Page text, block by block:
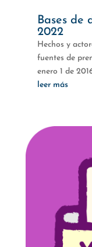
Bases de
2022
Hechos y
fuentes de
enero 1 de
leer más